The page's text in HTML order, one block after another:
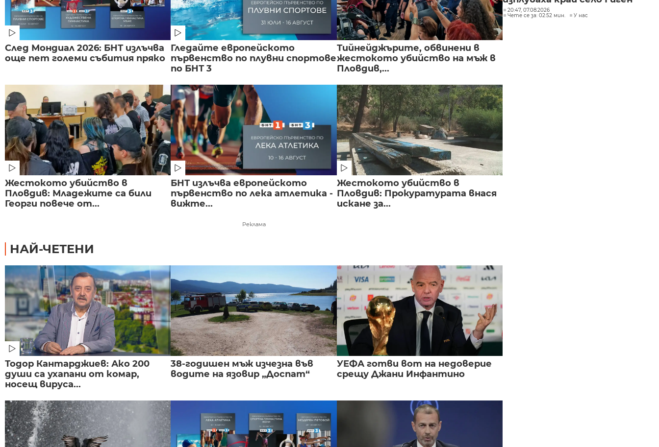
След Мондиал 2026: БНТ излъчва
още пет големи събития пряко
Гледайте европейското
първенство по плувни спортове
по БНТ 3
Тийнейджърите, обвинени в
жестокото убийство на мъж в
Пловдив,...
Жестокото убийство в
Пловдив: Младежите са били
Георги повече от...
БНТ излъчва европейското
първенство по лека атлетика -
вижте...
Жестокото убийство в
Пловдив: Прокуратурата внася
искане за...
Реклама
НАЙ-ЧЕТЕНИ
Тодор Кантарджиев: Ако 200
души са ухапани от комар,
носещ вируса...
38-годишен мъж изчезна във
водите на язовир „Доспат“
УЕФА готви вот на недоверие
срещу Джани Инфантино
20:47, 07.08.2026
Чете се за: 02:52 мин.
У нас